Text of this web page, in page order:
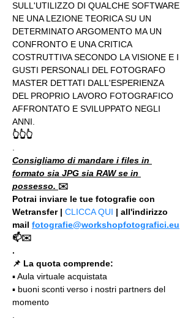
SULL'UTILIZZO DI QUALCHE SOFTWARE
NE UNA LEZIONE TEORICA SU UN
DETERMINATO ARGOMENTO MA UN
CONFRONTO E UNA CRITICA
COSTRUTTIVA SECONDO LA VISIONE E I
GUSTI PERSONALI DEL FOTOGRAFO
MASTER DETTATI DALL'ESPERIENZA
DEL PROPRIO LAVORO FOTOGRAFICO
AFFRONTATO E SVILUPPATO NEGLI
ANNI.
👆👆👆
Consigliamo di mandare i files in
formato sia JPG sia RAW se in
possesso. ✉️
Potrai inviare le tue fotografie con
Wetransfer | CLICCA QUI | all'indirizzo
mail fotografie@workshopfotografici.eu
📫✉️
.
📌 La quota comprende:
▪️ Aula virtuale acquistata
▪️ buoni sconti verso i nostri partners del
momento